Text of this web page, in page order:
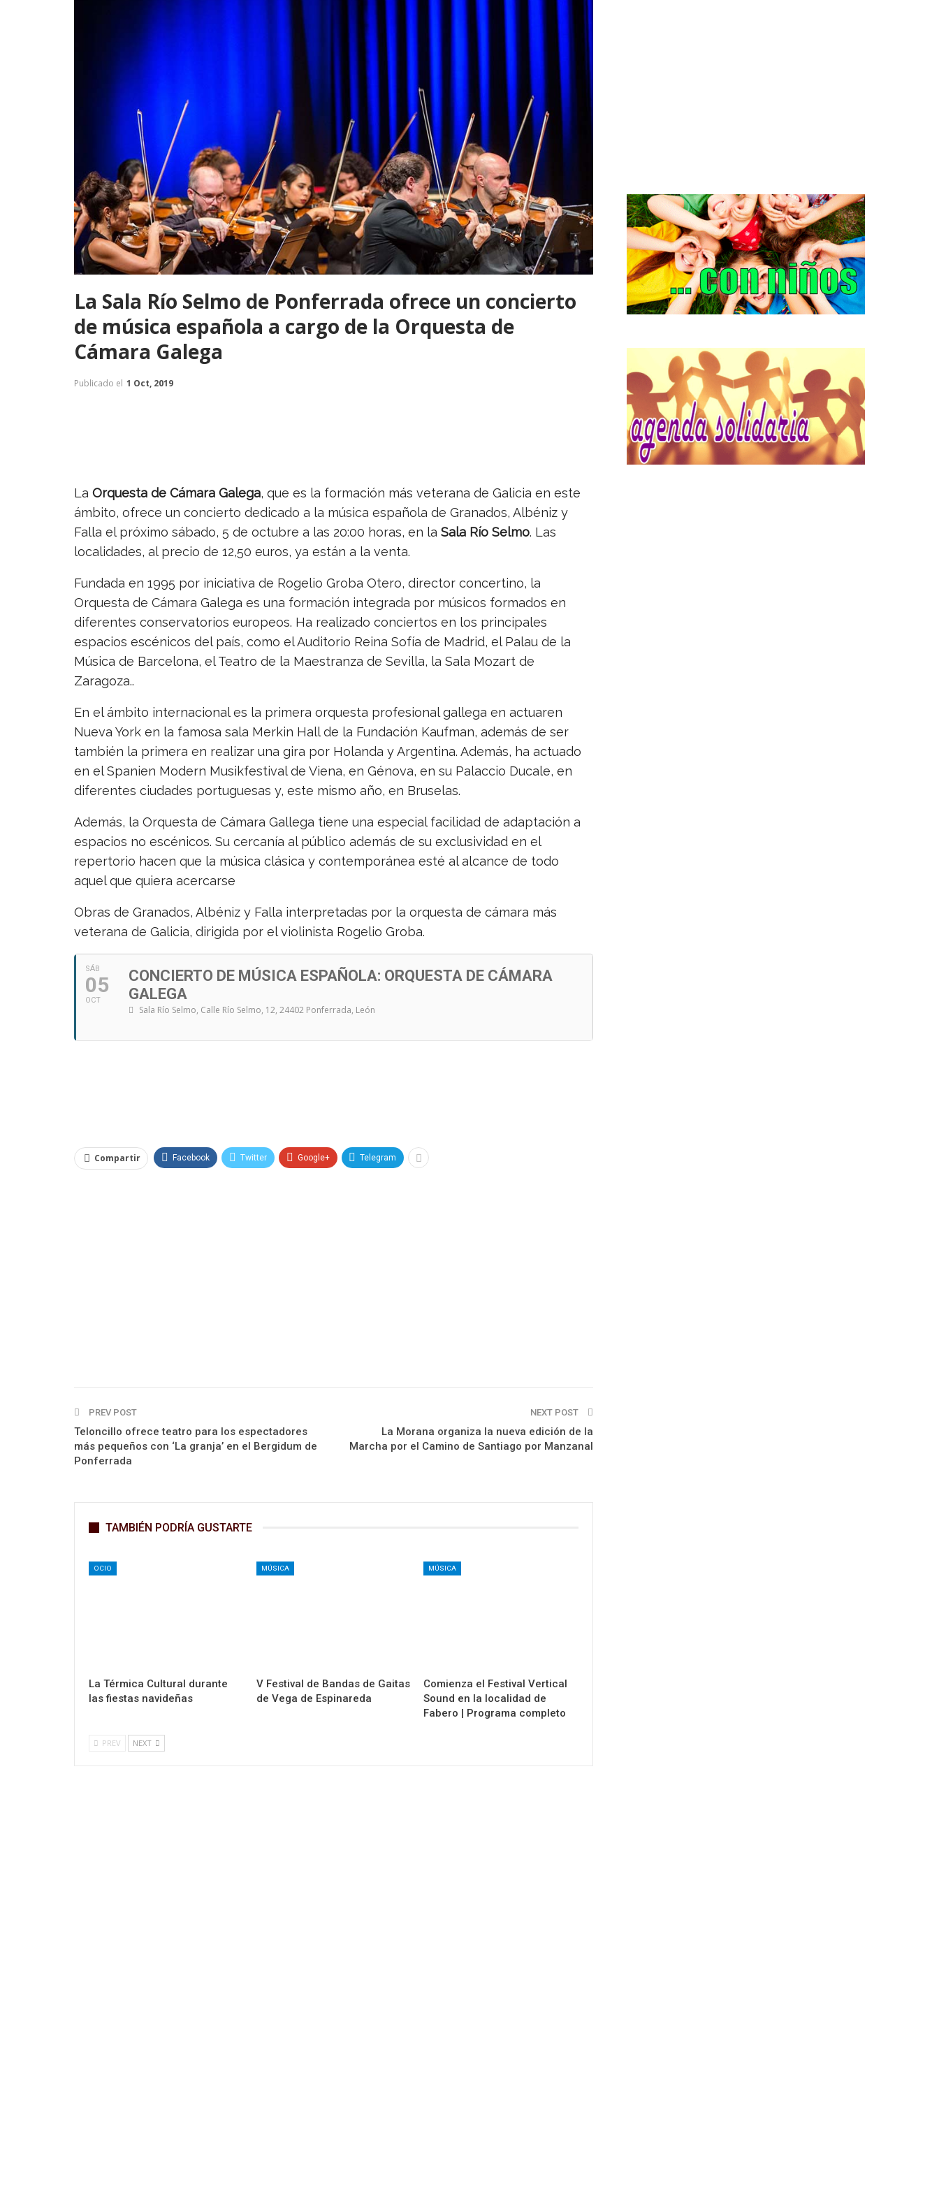
La Sala Río Selmo de Ponferrada ofrece un concierto
de música española a cargo de la Orquesta de
Cámara Galega
Publicado el 1 Oct, 2019
La Orquesta de Cámara Galega, que es la formación más veterana de Galicia en este
ámbito, ofrece un concierto dedicado a la música española de Granados, Albéniz y
Falla el próximo sábado, 5 de octubre a las 20:00 horas, en la Sala Río Selmo. Las
localidades, al precio de 12,50 euros, ya están a la venta.
Fundada en 1995 por iniciativa de Rogelio Groba Otero, director concertino, la
Orquesta de Cámara Galega es una formación integrada por músicos formados en
diferentes conservatorios europeos. Ha realizado conciertos en los principales
espacios escénicos del país, como el Auditorio Reina Sofía de Madrid, el Palau de la
Música de Barcelona, el Teatro de la Maestranza de Sevilla, la Sala Mozart de
Zaragoza..
En el ámbito internacional es la primera orquesta profesional gallega en actuaren
Nueva York en la famosa sala Merkin Hall de la Fundación Kaufman, además de ser
también la primera en realizar una gira por Holanda y Argentina. Además, ha actuado
en el Spanien Modern Musikfestival de Viena, en Génova, en su Palaccio Ducale, en
diferentes ciudades portuguesas y, este mismo año, en Bruselas.
Además, la Orquesta de Cámara Gallega tiene una especial facilidad de adaptación a
espacios no escénicos. Su cercanía al público además de su exclusividad en el
repertorio hacen que la música clásica y contemporánea esté al alcance de todo
aquel que quiera acercarse
Obras de Granados, Albéniz y Falla interpretadas por la orquesta de cámara más
veterana de Galicia, dirigida por el violinista Rogelio Groba.
SÁB
05
OCT
CONCIERTO DE MÚSICA ESPAÑOLA: ORQUESTA DE CÁMARA
GALEGA
Sala Río Selmo, Calle Río Selmo, 12, 24402 Ponferrada, León
Compartir Facebook Twitter Google+ Telegram
PREV POST
Teloncillo ofrece teatro para los espectadores
más pequeños con ‘La granja’ en el Bergidum de
Ponferrada
NEXT POST
La Morana organiza la nueva edición de la
Marcha por el Camino de Santiago por Manzanal
TAMBIÉN PODRÍA GUSTARTE
OCIO
La Térmica Cultural durante
las fiestas navideñas
MÚSICA
V Festival de Bandas de Gaitas
de Vega de Espinareda
MÚSICA
Comienza el Festival Vertical
Sound en la localidad de
Fabero | Programa completo
PREV NEXT